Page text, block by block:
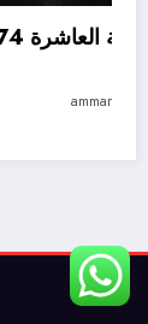
بنشر متنقل القصور 98577474 خدمة متنقلة 24